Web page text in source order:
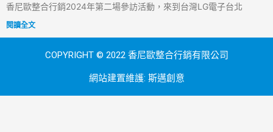
香尼歐整合行銷2024年第二場參訪活動，來到台灣LG電子台北
閱讀全文
COPYRIGHT © 2022 香尼歐整合行銷有限公司
網站建置維護: 斯邁創意